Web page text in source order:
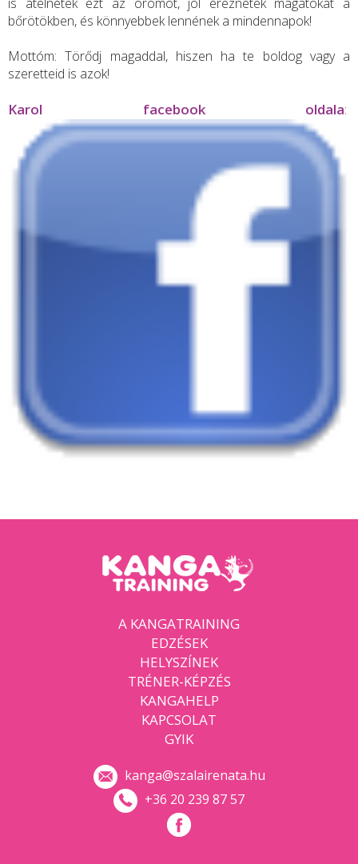
bőrötökben, és könnyebbek lennének a mindennapok!
Mottóm: Törődj magaddal, hiszen ha te boldog vagy a
szeretteid is azok!
Karol facebook oldala:
A KANGATRAINING
EDZÉSEK
HELYSZÍNEK
TRÉNER-KÉPZÉS
KANGAHELP
KAPCSOLAT
GYIK
kanga@szalairenata.hu
+36 20 239 87 57